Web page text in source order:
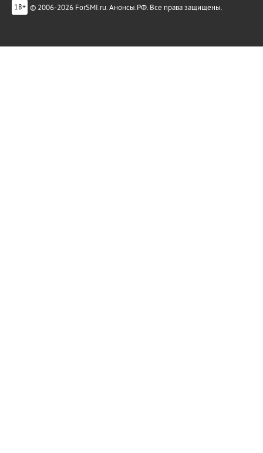
18+ © 2006-2026 ForSMI.ru. Анонсы.РФ. Все права защищены.